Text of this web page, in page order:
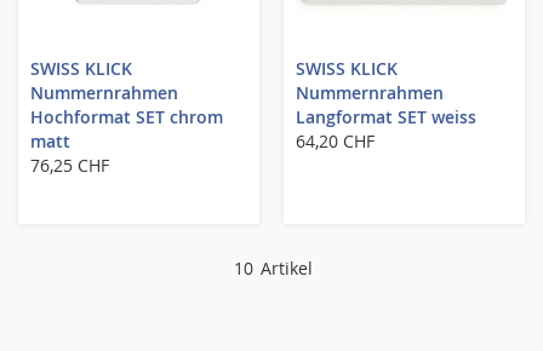
SWISS KLICK
Nummernrahmen
Hochformat SET chrom
matt
76,25 CHF
SWISS KLICK
Nummernrahmen
Langformat SET weiss
64,20 CHF
10 Artikel